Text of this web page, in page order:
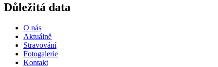
Důležitá data
O nás
Aktuálně
Stravování
Fotogalerie
Kontakt